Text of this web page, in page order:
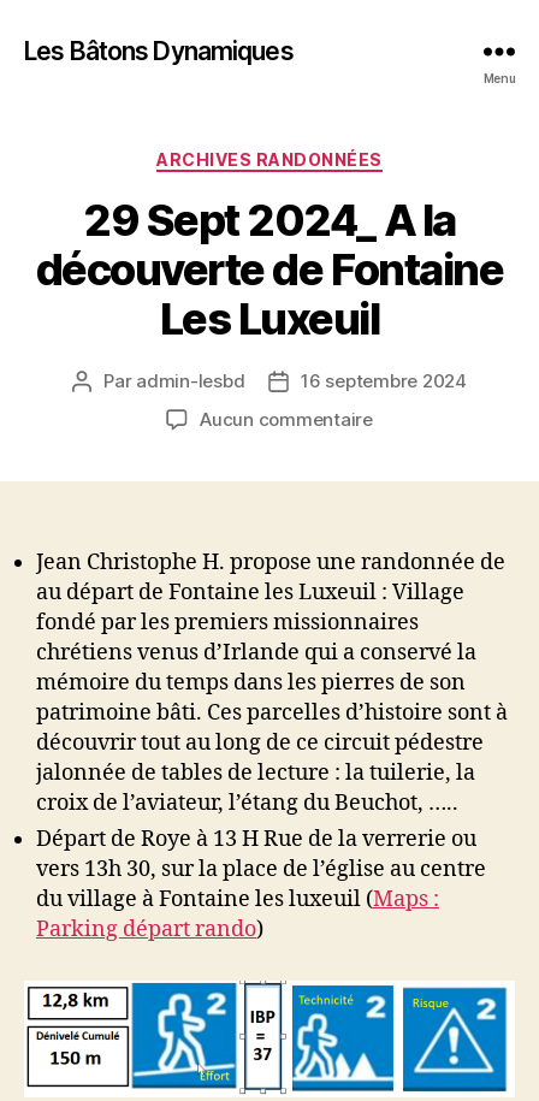
Les Bâtons Dynamiques
Menu
Catégories
ARCHIVES RANDONNÉES
29 Sept 2024_ A la
découverte de Fontaine
Les Luxeuil
Auteur
Par admin-lesbd
Date16 septembre 2024
Aucun commentairesur
découverte
de
Fontaine
Les
Luxeuil
Jean Christophe H. propose une randonnée de
au départ de Fontaine les Luxeuil : Village
fondé par les premiers missionnaires
chrétiens venus d’Irlande qui a conservé la
mémoire du temps dans les pierres de son
patrimoine bâti. Ces parcelles d’histoire sont à
découvrir tout au long de ce circuit pédestre
jalonnée de tables de lecture : la tuilerie, la
croix de l’aviateur, l’étang du Beuchot, …..
Départ de Roye à 13 H Rue de la verrerie ou
vers 13h 30, sur la place de l’église au centre
du village à Fontaine les luxeuil (Maps :
Parking départ rando)